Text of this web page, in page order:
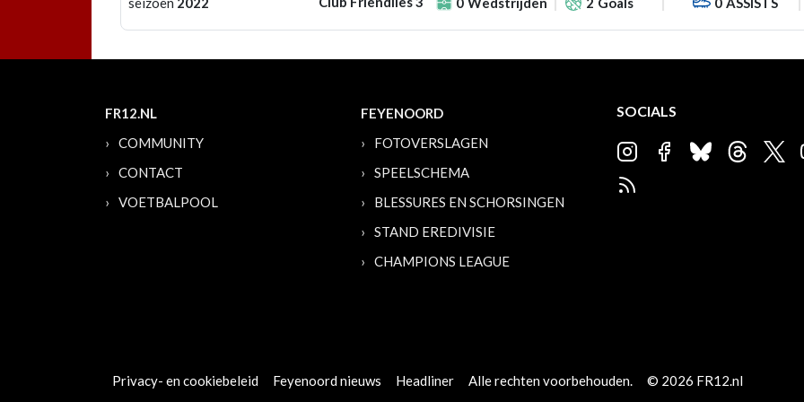
FR12.NL
COMMUNITY
CONTACT
VOETBALPOOL
FEYENOORD
FOTOVERSLAGEN
SPEELSCHEMA
BLESSURES EN SCHORSINGEN
STAND EREDIVISIE
CHAMPIONS LEAGUE
SOCIALS
Privacy- en cookiebeleid Feyenoord nieuws Headliner Alle rechten voorbehouden. © 2026 FR12.nl